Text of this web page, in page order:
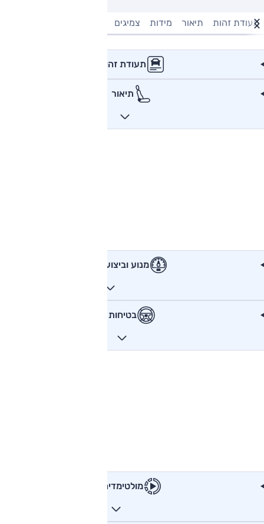
תעודת זהות תיאור מידות צמיגים
תעודת זהות
תיאור
מנוע וביצועים
בטיחות
מולטימדיה